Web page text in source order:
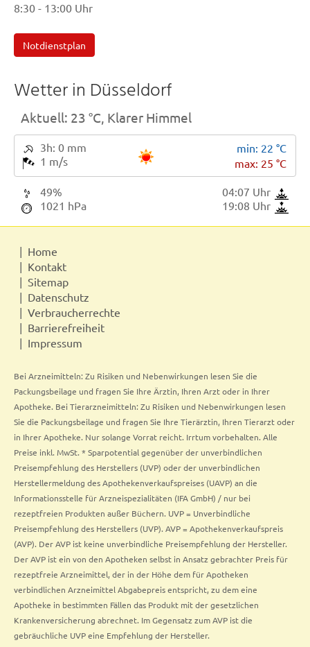
8:30 - 13:00 Uhr
Notdienstplan
Wetter in Düsseldorf
Aktuell: 23 °C, Klarer Himmel
3h: 0 mm
1 m/s
min: 22 °C
max: 25 °C
49%
04:07 Uhr
1021 hPa
19:08 Uhr
Home
Kontakt
Sitemap
Datenschutz
Verbraucherrechte
Barrierefreiheit
Impressum
Bei Arzneimitteln: Zu Risiken und Nebenwirkungen lesen Sie die
Packungsbeilage und fragen Sie Ihre Ärztin, Ihren Arzt oder in Ihrer
Apotheke. Bei Tierarzneimitteln: Zu Risiken und Nebenwirkungen lesen
Sie die Packungsbeilage und fragen Sie Ihre Tierärztin, Ihren Tierarzt oder
in Ihrer Apotheke. Nur solange Vorrat reicht. Irrtum vorbehalten. Alle
Preise inkl. MwSt. * Sparpotential gegenüber der unverbindlichen
Preisempfehlung des Herstellers (UVP) oder der unverbindlichen
Herstellermeldung des Apothekenverkaufspreises (UAVP) an die
Informationsstelle für Arzneispezialitäten (IFA GmbH) / nur bei
rezeptfreien Produkten außer Büchern. UVP = Unverbindliche
Preisempfehlung des Herstellers (UVP). AVP = Apothekenverkaufspreis
(AVP). Der AVP ist keine unverbindliche Preisempfehlung der Hersteller.
Der AVP ist ein von den Apotheken selbst in Ansatz gebrachter Preis für
rezeptfreie Arzneimittel, der in der Höhe dem für Apotheken
verbindlichen Arzneimittel Abgabepreis entspricht, zu dem eine
Apotheke in bestimmten Fällen das Produkt mit der gesetzlichen
Krankenversicherung abrechnet. Im Gegensatz zum AVP ist die
gebräuchliche UVP eine Empfehlung der Hersteller.